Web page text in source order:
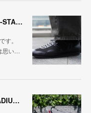
メッシュ×レザーで快適&上品に♪♪「C-STA-NOBLE（クール・スタジアム・ノーブル）」
す。
思い…
夏の選択肢！MARATHON-ME2 & STADIUM-ME2